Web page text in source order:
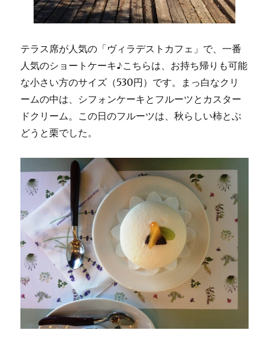
テラス席が人気の「ヴィラデストカフェ」で、一番
人気のショートケーキ♪こちらは、お持ち帰りも可能
な小さい方のサイズ（530円）です。まっ白なクリ
ームの中は、シフォンケーキとフルーツとカスター
ドクリーム。この日のフルーツは、秋らしい柿とぶ
どうと栗でした。